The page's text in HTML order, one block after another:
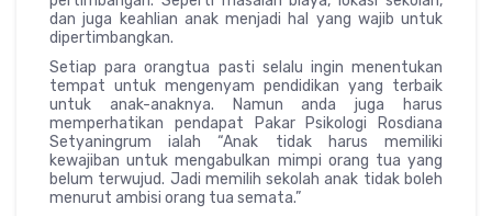
dan juga keahlian anak menjadi hal yang wajib untuk
dipertimbangkan.
Setiap para orangtua pasti selalu ingin menentukan
tempat untuk mengenyam pendidikan yang terbaik
untuk anak-anaknya. Namun anda juga harus
memperhatikan pendapat Pakar Psikologi Rosdiana
Setyaningrum ialah “Anak tidak harus memiliki
kewajiban untuk mengabulkan mimpi orang tua yang
belum terwujud. Jadi memilih sekolah anak tidak boleh
menurut ambisi orang tua semata.”